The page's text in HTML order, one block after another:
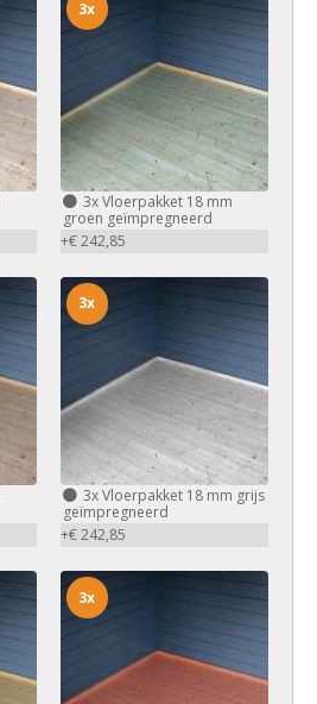
3xVloerpakket 18 mm
groen geïmpregneerd
+€ 242,85
3x
3xVloerpakket 18 mm grijs
geïmpregneerd
+€ 242,85
3x
3x